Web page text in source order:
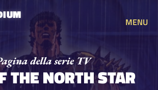
MENU
THE NORTH STAR